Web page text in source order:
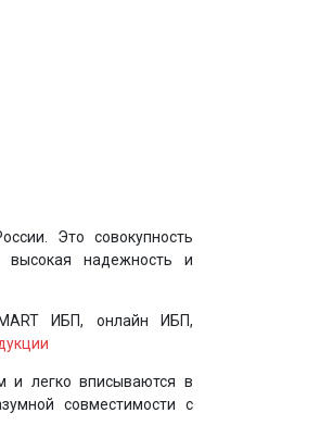
Это совокупность
высокая надежность и
ИБП, онлайн ИБП,
и легко вписываются в
совместимости с